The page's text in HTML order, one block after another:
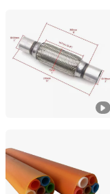
Dezhou Qicheng
Shandong, China
Shandong Hengde
Shandong, China